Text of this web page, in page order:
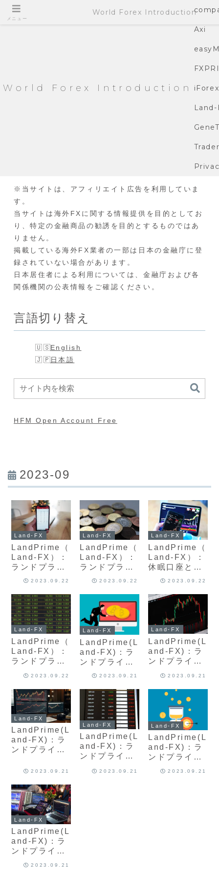
World Forex Introduction
Axi
iForex
Land-
※当サイトは、アフィリエイト広告を利用していま
す。
当サイトは海外FXに関する情報提供を目的としてお
り、特定の金融商品の勧誘を目的とするものではあ
りません。
掲載している海外FX業者の一部は日本の金融庁に登
録されていない場合があります。
日本居住者による利用については、金融庁および各
関係機関の公表情報をご確認ください。
言語切り替え
English
日本語
HFM Open Account Free
2023-09
Land-FX
LandPrime（
Land-FX）：
ランドプライ
ムのデモ口座
方法を紹介、
最新版解説
2023.09.22
Land-FX
LandPrime（
Land-FX）：
ランドプライ
ム追加口座開
振替 画像付き
手順最新版解
説
2023.09.22
Land-FX
LandPrime（
Land-FX）：
休眠口座と退
会方法(解
設 最新版徹底
2023.09.22
Land-FX
LandPrime（
Land-FX）：
ランドプライ
アカウント口
座凍結 両建
て、スキャル
ピング、自動
売買はOK？出
金拒否などの
噂最新版
2023.09.22
Land-FX
LandPrime(L
and-FX)：ラ
ンドプライム
のサポートセ
合わせ方法に
ついて最新版
2023.09.21
Land-FX
LandPrime(L
and-FX)：ラ
ンドプライム
イントの特徴
とおすすめ投
資一覧につい
て最新版
2023.09.21
Land-FX
LandPrime(L
and-FX)：ラ
ンドプライム
座タイプの特
銘柄スプレッ
ド比較 最新版
徹底解説
2023.09.21
Land-FX
LandPrime(L
and-FX)：ラ
ンドプライム
方法手順と出
2023.09.21
Land-FX
LandPrime(L
and-FX)：ラ
ンドプライム
2023.09.21
Land-FX
LandPrime(L
and-FX)：ラ
ンドプライム
FX口座開設方
2023.09.21
メニュー
World Forex Introduction